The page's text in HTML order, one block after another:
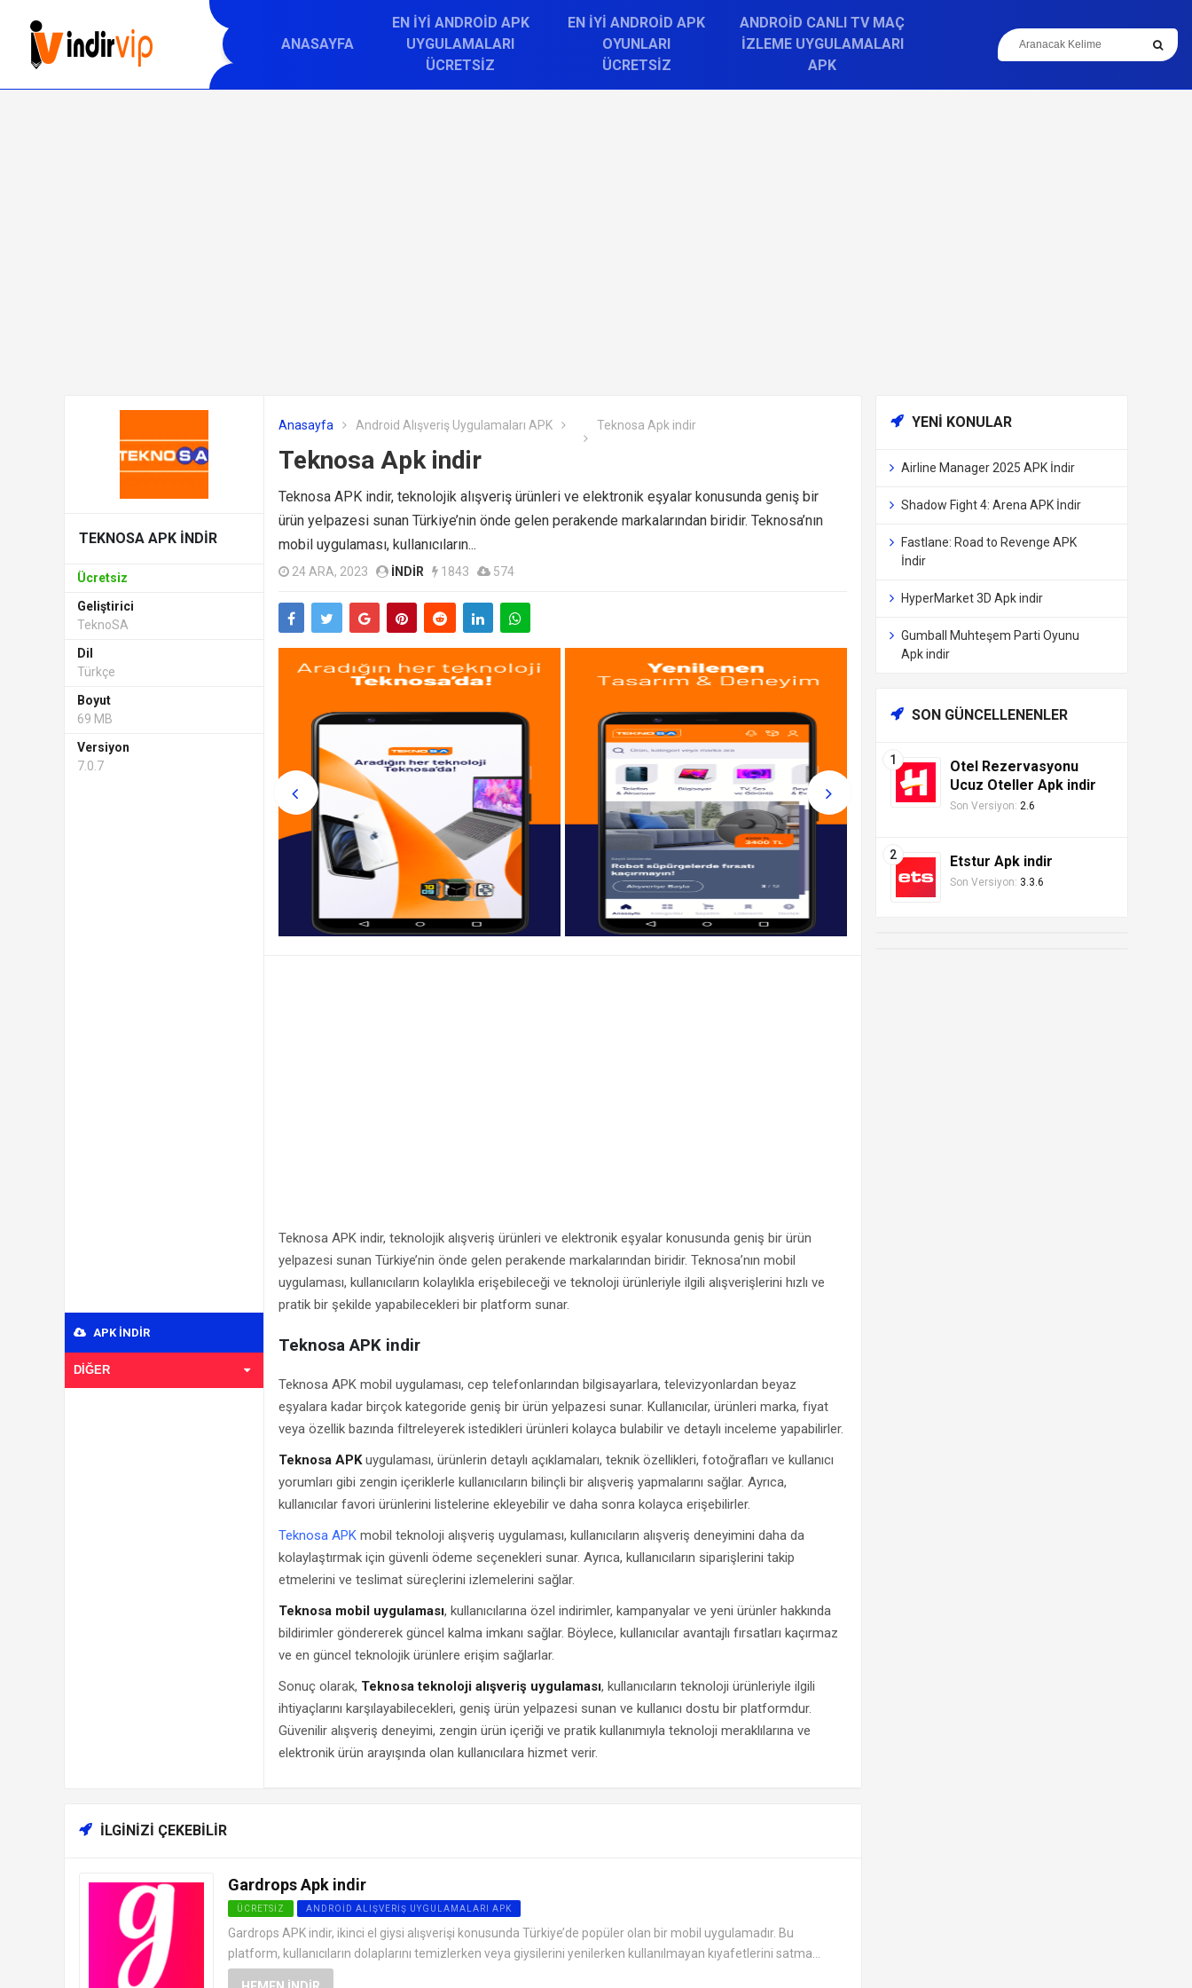
ANASAYFA
EN İYI ANDROID APK
UYGULAMALARI
ÜCRETSIZ
EN İYI ANDROID APK
OYUNLARI
ÜCRETSIZ
ANDROID CANLI TV MAÇ
İZLEME UYGULAMALARI
APK
TEKNOSA APK INDIR
Ücretsiz
Geliştirici
TeknoSA
Dil
Türkçe
Boyut
69 MB
Versiyon
7.0.7
APK INDIR
DIĞER
Anasayfa Android Alışveriş Uygulamaları APK Teknosa Apk indir
Teknosa Apk indir
Teknosa APK indir, teknolojik alışveriş ürünleri ve elektronik eşyalar konusunda geniş bir
ürün yelpazesi sunan Türkiye’nin önde gelen perakende markalarından biridir. Teknosa’nın
mobil uygulaması, kullanıcıların...
24 ARA, 2023 INDIR 1843 574
Teknosa APK indir, teknolojik alışveriş ürünleri ve elektronik eşyalar konusunda geniş bir ürün
yelpazesi sunan Türkiye’nin önde gelen perakende markalarından biridir. Teknosa’nın mobil
uygulaması, kullanıcıların kolaylıkla erişebileceği ve teknoloji ürünleriyle ilgili alışverişlerini hızlı ve
pratik bir şekilde yapabilecekleri bir platform sunar.
Teknosa APK indir
Teknosa APK mobil uygulaması, cep telefonlarından bilgisayarlara, televizyonlardan beyaz
eşyalara kadar birçok kategoride geniş bir ürün yelpazesi sunar. Kullanıcılar, ürünleri marka, fiyat
veya özellik bazında filtreleyerek istedikleri ürünleri kolayca bulabilir ve detaylı inceleme yapabilirler.
Teknosa APKuygulaması, ürünlerin detaylı açıklamaları, teknik özellikleri, fotoğrafları ve kullanıcı
yorumları gibi zengin içeriklerle kullanıcıların bilinçli bir alışveriş yapmalarını sağlar. Ayrıca,
kullanıcılar favori ürünlerini listelerine ekleyebilir ve daha sonra kolayca erişebilirler.
Teknosa APKmobil teknoloji alışveriş uygulaması, kullanıcıların alışveriş deneyimini daha da
kolaylaştırmak için güvenli ödeme seçenekleri sunar. Ayrıca, kullanıcıların siparişlerini takip
etmelerini ve teslimat süreçlerini izlemelerini sağlar.
Teknosa mobil uygulaması, kullanıcılarına özel indirimler, kampanyalar ve yeni ürünler hakkında
bildirimler göndererek güncel kalma imkanı sağlar. Böylece, kullanıcılar avantajlı fırsatları kaçırmaz
ve en güncel teknolojik ürünlere erişim sağlarlar.
Sonuç olarak, Teknosa teknoloji alışveriş uygulaması, kullanıcıların teknoloji ürünleriyle ilgili
ihtiyaçlarını karşılayabilecekleri, geniş ürün yelpazesi sunan ve kullanıcı dostu bir platformdur.
Güvenilir alışveriş deneyimi, zengin ürün içeriği ve pratik kullanımıyla teknoloji meraklılarına ve
elektronik ürün arayışında olan kullanıcılara hizmet verir.
İLGINIZI ÇEKEBILIR
Gardrops Apk indir
ÜCRETSIZ ANDROID ALIŞVERIŞ UYGULAMALARI APK
Gardrops APK indir, ikinci el giysi alışverişi konusunda Türkiye’de popüler olan bir mobil uygulamadır. Bu
platform, kullanıcıların dolaplarını temizlerken veya giysilerini yenilerken kullanılmayan kıyafetlerini satma...
YENI KONULAR
Airline Manager 2025 APK İndir
Shadow Fight 4: Arena APK İndir
Fastlane: Road to Revenge APK
İndir
HyperMarket 3D Apk indir
Gumball Muhteşem Parti Oyunu
Apk indir
SON GÜNCELLENENLER
Otel Rezervasyonu
Ucuz Oteller Apk indir
Son Versiyon: 2.6
Etstur Apk indir
Son Versiyon: 3.3.6